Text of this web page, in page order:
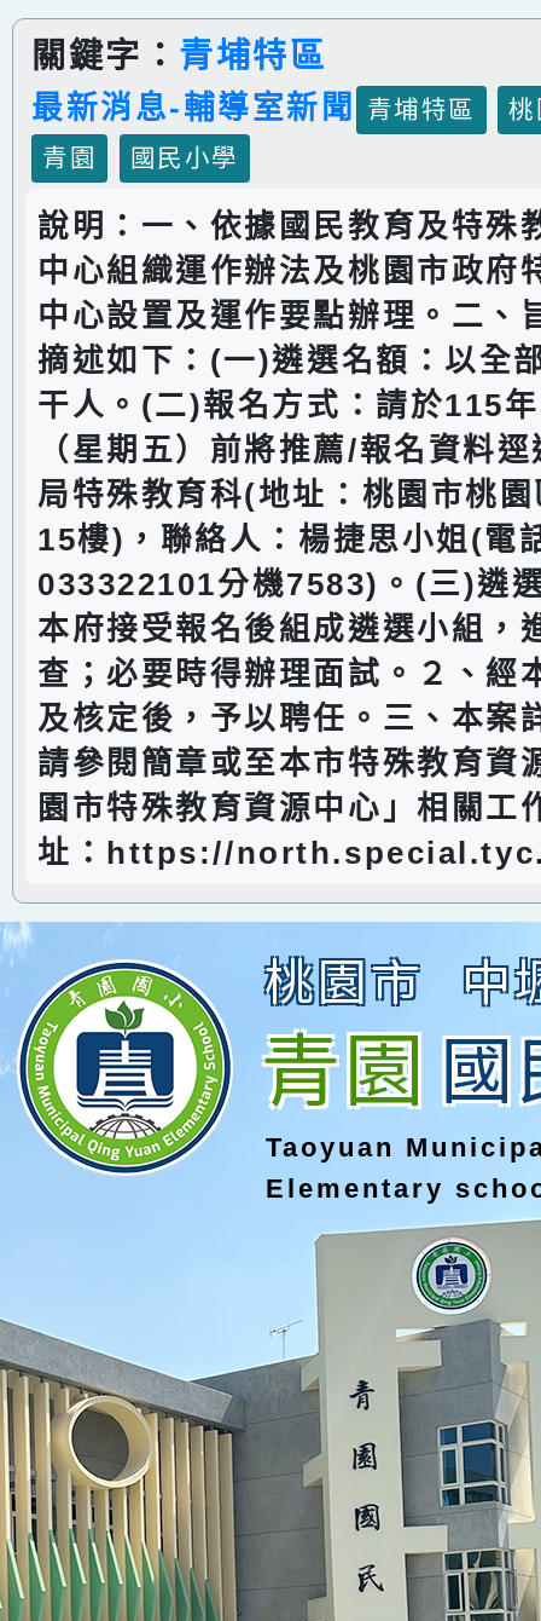
關鍵字： 青埔特區
最新消息-輔導室新聞 青埔特區
青園
國民小學
說明：一、依據國民教育及特殊
中心組織運作辦法及桃園市政府
中心設置及運作要點辦理。二、
摘述如下：(一)遴選名額：以全
干人。(二)報名方式：請於115
（星期五）前將推薦/報名資料
局特殊教育科(地址：桃園市桃
15樓)，聯絡人：楊捷思小姐(電
033322101分機7583)。(三)遴
本府接受報名後組成遴選小組，
查；必要時得辦理面試。２、經
及核定後，予以聘任。三、本案
請參閱簡章或至本市特殊教育資
園市特殊教育資源中心」相關工
址：https://
桃園市 中
青園國
Taoyuan
Elementary